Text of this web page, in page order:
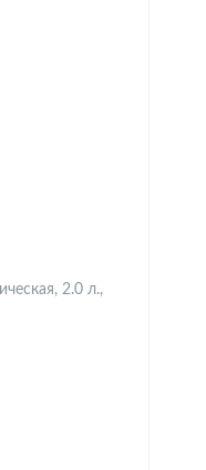
2.0 л.,